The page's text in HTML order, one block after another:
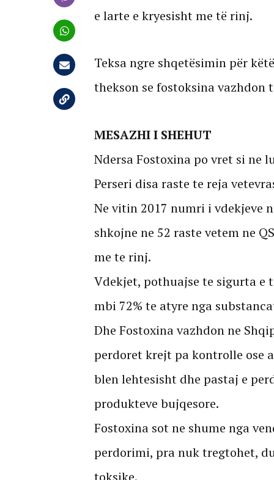
e larte e kryesisht me të rinj.
Teksa ngre shqetësimin për
thekson se fostoksina vazhdon
MESAZHI I SHEHUT
Ndersa Fostoxina po vret si
Perseri disa raste te reja
Ne vitin 2017 numri i vdekjeve
shkojne ne 52 raste vetem ne
me te rinj.
Vdekjet, pothuajse te sigurta e
mbi 72% te atyre nga
Dhe Fostoxina vazhdon ne
perdoret krejt pa kontrolle ose
blen lehtesisht dhe pastaj e
produkteve bujqesore.
Fostoxina sot ne shume nga
perdorimi, pra nuk tregtohet,
toksike.